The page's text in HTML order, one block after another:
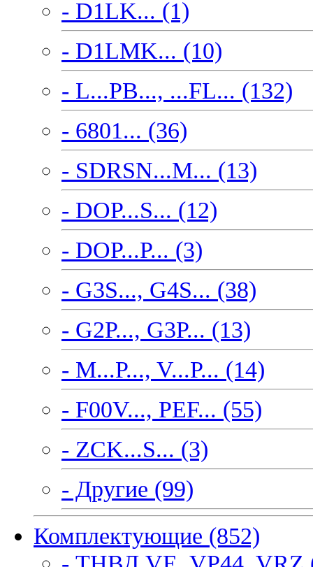
- D1LK... (1)
- D1LMK... (10)
- L...PB..., ...FL... (132)
- 6801... (36)
- SDRSN...M... (13)
- DOP...S... (12)
- DOP...P... (3)
- G3S..., G4S... (38)
- G2P..., G3P... (13)
- M...P..., V...P... (14)
- F00V..., PEF... (55)
- ZCK...S... (3)
- Другие (99)
Комплектующие (852)